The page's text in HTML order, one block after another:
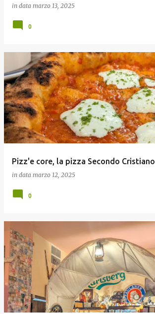
in data marzo 13, 2025
0
Pizz'e core, la pizza Secondo Cristiano
in data marzo 12, 2025
0